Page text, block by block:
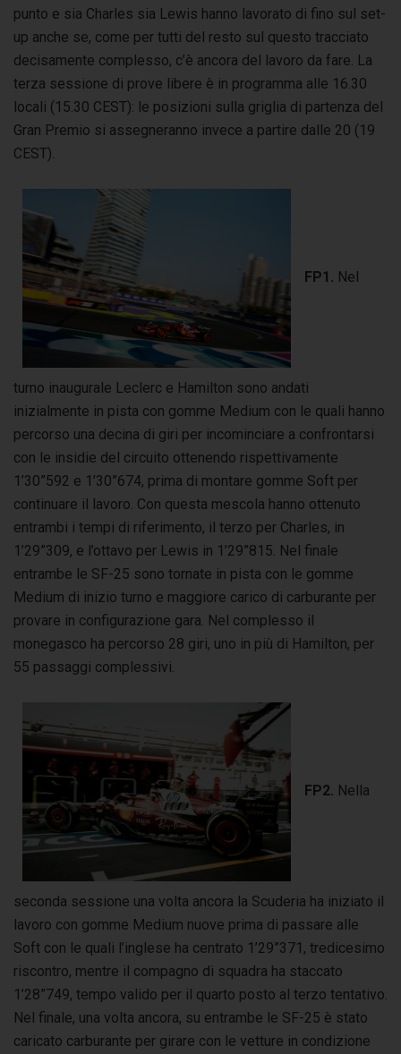
punto e sia Charles sia Lewis hanno lavorato di fino sul set-
up anche se, come per tutti del resto sul questo tracciato
decisamente complesso, c’è ancora del lavoro da fare. La
terza sessione di prove libere è in programma alle 16.30
locali (15.30 CEST): le posizioni sulla griglia di partenza del
Gran Premio si assegneranno invece a partire dalle 20 (19
CEST).
FP1. Nel
turno inaugurale Leclerc e Hamilton sono andati
inizialmente in pista con gomme Medium con le quali hanno
percorso una decina di giri per incominciare a confrontarsi
con le insidie del circuito ottenendo rispettivamente
1’30”592 e 1’30”674, prima di montare gomme Soft per
continuare il lavoro. Con questa mescola hanno ottenuto
entrambi i tempi di riferimento, il terzo per Charles, in
1’29”309, e l’ottavo per Lewis in 1’29”815. Nel finale
entrambe le SF-25 sono tornate in pista con le gomme
Medium di inizio turno e maggiore carico di carburante per
provare in configurazione gara. Nel complesso il
monegasco ha percorso 28 giri, uno in più di Hamilton, per
55 passaggi complessivi.
FP2. Nella
seconda sessione una volta ancora la Scuderia ha iniziato il
lavoro con gomme Medium nuove prima di passare alle
Soft con le quali l’inglese ha centrato 1’29”371, tredicesimo
riscontro, mentre il compagno di squadra ha staccato
1’28”749, tempo valido per il quarto posto al terzo tentativo.
Nel finale, una volta ancora, su entrambe le SF-25 è stato
caricato carburante per girare con le vetture in condizione